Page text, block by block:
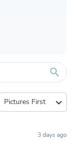
search
expand_more
3 days ago